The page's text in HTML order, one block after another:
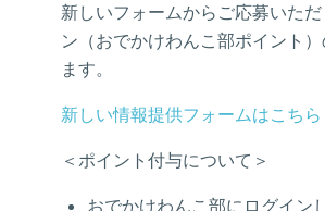
新しいフォームからご応募いた
ン（おでかけわんこ部ポイント
ます。
新しい情報提供フォームはこちら
＜ポイント付与について＞
おでかけわんこ部にログイン